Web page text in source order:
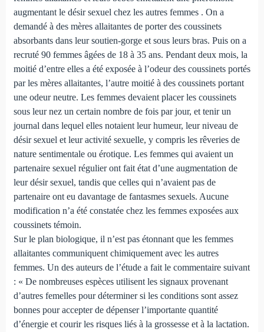
augmentant le désir sexuel chez les autres femmes . On a
demandé à des mères allaitantes de porter des coussinets
absorbants dans leur soutien-gorge et sous leurs bras. Puis on a
recruté 90 femmes âgées de 18 à 35 ans. Pendant deux mois, la
moitié d’entre elles a été exposée à l’odeur des coussinets portés
par les mères allaitantes, l’autre moitié à des coussinets portant
une odeur neutre. Les femmes devaient placer les coussinets
sous leur nez un certain nombre de fois par jour, et tenir un
journal dans lequel elles notaient leur humeur, leur niveau de
désir sexuel et leur activité sexuelle, y compris les rêveries de
nature sentimentale ou érotique. Les femmes qui avaient un
partenaire sexuel régulier ont fait état d’une augmentation de
leur désir sexuel, tandis que celles qui n’avaient pas de
partenaire ont eu davantage de fantasmes sexuels. Aucune
modification n’a été constatée chez les femmes exposées aux
coussinets témoin.
Sur le plan biologique, il n’est pas étonnant que les femmes
allaitantes communiquent chimiquement avec les autres
femmes. Un des auteurs de l’étude a fait le commentaire suivant
: « De nombreuses espèces utilisent les signaux provenant
d’autres femelles pour déterminer si les conditions sont assez
bonnes pour accepter de dépenser l’importante quantité
d’énergie et courir les risques liés à la grossesse et à la lactation.